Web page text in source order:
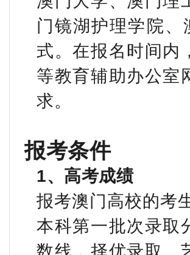
门镜湖护理学院
式。在报名时间内
等教育辅助办公室
求。
报考条件
1、高考成绩
报考澳门高校的考
本科第一批次录取
数线，择优录取。